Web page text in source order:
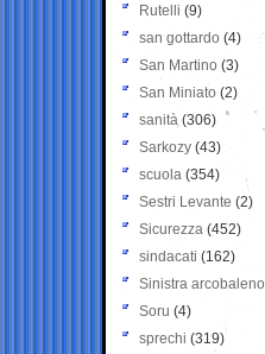
Rutelli (9)
san gottardo (4)
San Martino (3)
San Miniato (2)
sanità (306)
Sarkozy (43)
scuola (354)
Sestri Levante (2)
Sicurezza (452)
sindacati (162)
Sinistra arcobaleno
Soru (4)
sprechi (319)